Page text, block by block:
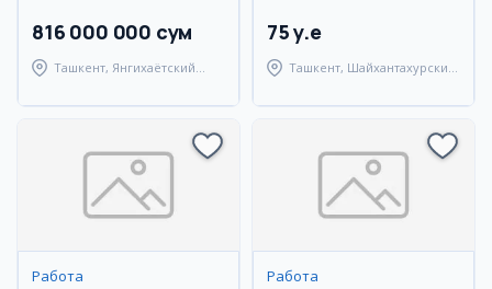
816 000 000 сум
Ташкент, Янгихаётский
75 y.e
Ташкент, Шайхантахурский
Работа Работа